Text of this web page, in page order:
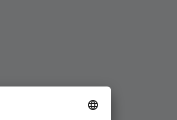
zu­meist bo­ni­täts­ab­hän­gig sind. Un­ter­
zum SEPA-​Lastschrifteinzug
die­sen Ser­vice im An­ge­bot hat.